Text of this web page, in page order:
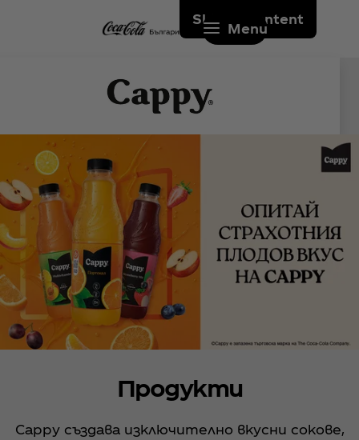
Skip to content
Menu
Продукти
Cappy cъздава изключително вкусни сокове,